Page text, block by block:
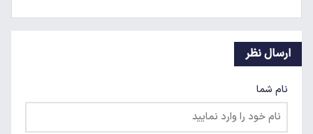
ارسال نظر
نام شما